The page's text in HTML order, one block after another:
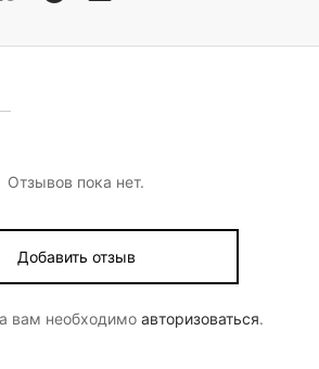
Отзывов пока нет.
Добавить отзыв
вам необходимо авторизоваться.